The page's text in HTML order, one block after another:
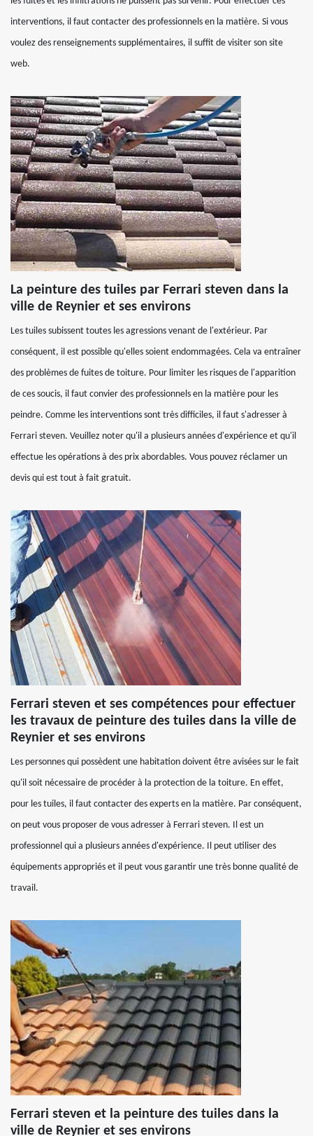
interventions, il faut contacter des professionnels en la matière. Si vous
voulez des renseignements supplémentaires, il suffit de visiter son site
web.
La peinture des tuiles par Ferrari steven dans la
ville de Reynier et ses environs
Les tuiles subissent toutes les agressions venant de l'extérieur. Par
conséquent, il est possible qu'elles soient endommagées. Cela va entraîner
des problèmes de fuites de toiture. Pour limiter les risques de l'apparition
de ces soucis, il faut convier des professionnels en la matière pour les
peindre. Comme les interventions sont très difficiles, il faut s'adresser à
Ferrari steven. Veuillez noter qu'il a plusieurs années d'expérience et qu'il
effectue les opérations à des prix abordables. Vous pouvez réclamer un
devis qui est tout à fait gratuit.
Ferrari steven et ses compétences pour effectuer
les travaux de peinture des tuiles dans la ville de
Reynier et ses environs
Les personnes qui possèdent une habitation doivent être avisées sur le fait
qu'il soit nécessaire de procéder à la protection de la toiture. En effet,
pour les tuiles, il faut contacter des experts en la matière. Par conséquent,
on peut vous proposer de vous adresser à Ferrari steven. Il est un
professionnel qui a plusieurs années d'expérience. Il peut utiliser des
équipements appropriés et il peut vous garantir une très bonne qualité de
travail.
Ferrari steven et la peinture des tuiles dans la
ville de Reynier et ses environs